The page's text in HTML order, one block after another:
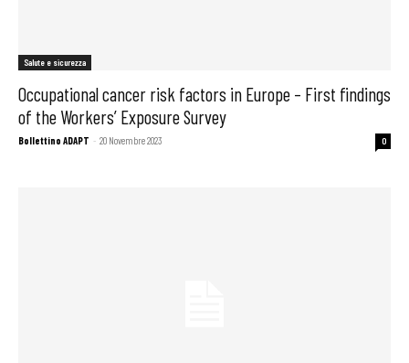
Salute e sicurezza
Occupational cancer risk factors in Europe – First findings
of the Workers’ Exposure Survey
Bollettino ADAPT - 20 Novembre 2023 0